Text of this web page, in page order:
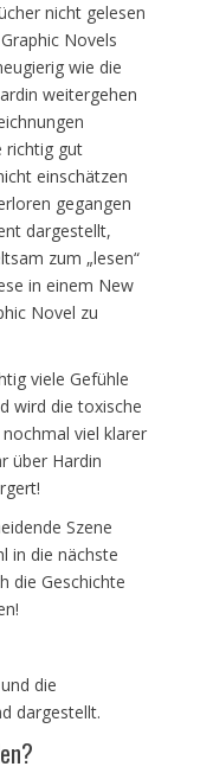
nicht gelesen
Novels
wie die
weitergehen
richtig gut
einschätzen
gegangen
dargestellt,
zum „lesen“
in einem New
Novel zu
viele Gefühle
wird die toxische
viel klarer
über Hardin
Szene
in die nächste
die Geschichte
die
dargestellt.